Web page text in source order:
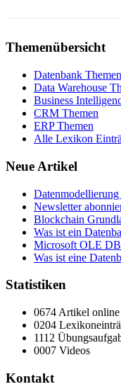
Themenübersicht
Datenbank Themen
Data Warehouse
Business
CRM Themen
ERP Themen
Alle Lexikon
Neue Artikel
Newsletter
Blockchain
Was ist ein
Microsoft OLE
Was ist eine
Statistiken
0674 Artikel online
0204
1112
0007 Videos
Kontakt